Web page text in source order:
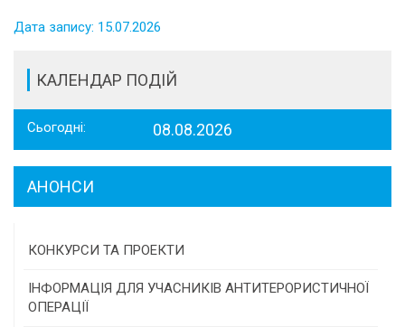
Дата запису: 15.07.2026
КАЛЕНДАР ПОДІЙ
Сьогодні: 08.08.2026
АНОНСИ
КОНКУРСИ ТА ПРОЕКТИ
Конкурс проектів та програм місцевого
самоврядування
ІНФОРМАЦІЯ ДЛЯ УЧАСНИКІВ АНТИТЕРОРИСТИЧНОЇ
ОПЕРАЦІЇ